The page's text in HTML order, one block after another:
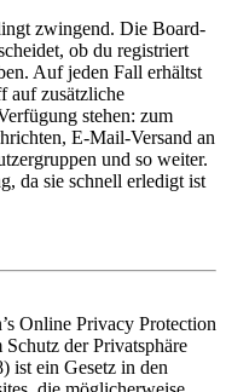
zwingend. Die Board-
ob du registriert
Auf jeden Fall erhältst
auf zusätzliche
stehen: zum
E-Mail-Versand an
und so weiter.
da sie schnell erledigt ist
Online Privacy Protection
der Privatsphäre
ist ein Gesetz in den